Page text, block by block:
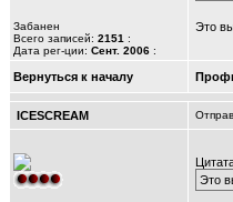
Забанен
Всего записей: 2151 :
Дата рег-ции: Сент. 2006 :
Это
Вернуться к началу
ICESCREAM
Это